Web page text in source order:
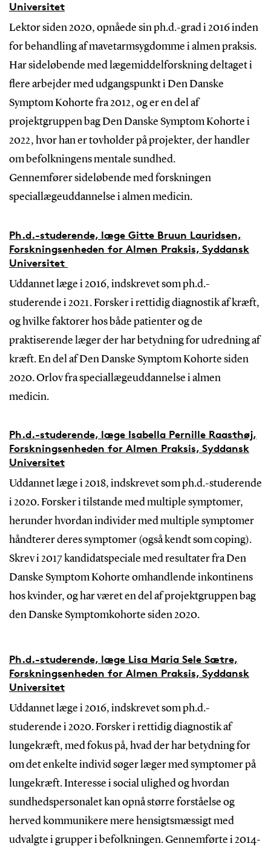
Universitet
Lektor siden 2020, opnåede sin ph.d.-grad i 2016 inden
for behandling af mavetarmsygdomme i almen praksis.
Har sideløbende med lægemiddelforskning deltaget i
flere arbejder med udgangspunkt i Den Danske
Symptom Kohorte fra 2012, og er en del af
projektgruppen bag Den Danske Symptom Kohorte i
2022, hvor han er tovholder på projekter, der handler
om befolkningens mentale sundhed.
Gennemfører sideløbende med forskningen
speciallægeuddannelse i almen medicin.
Ph.d.-studerende, læge Gitte Bruun Lauridsen,
Forskningsenheden for Almen Praksis, Syddansk
Universitet
Uddannet læge i 2016, indskrevet som ph.d.-
studerende i 2021. Forsker i rettidig diagnostik af kræft,
og hvilke faktorer hos både patienter og de
praktiserende læger der har betydning for udredning af
kræft. En del af Den Danske Symptom Kohorte siden
2020. Orlov fra speciallægeuddannelse i almen
medicin.
Ph.d.-studerende, læge Isabella Pernille Raasthøj,
Forskningsenheden for Almen Praksis, Syddansk
Universitet
Uddannet læge i 2018, indskrevet som ph.d.-studerende
i 2020. Forsker i tilstande med multiple symptomer,
herunder hvordan individer med multiple symptomer
håndterer deres symptomer (også kendt som coping).
Skrev i 2017 kandidatspeciale med resultater fra Den
Danske Symptom Kohorte omhandlende inkontinens
hos kvinder, og har været en del af projektgruppen bag
den Danske Symptomkohorte siden 2020.
Ph.d.-studerende, læge Lisa Maria Sele Sætre,
Forskningsenheden for Almen Praksis, Syddansk
Universitet
Uddannet læge i 2016, indskrevet som ph.d.-
studerende i 2020. Forsker i rettidig diagnostik af
lungekræft, med fokus på, hvad der har betydning for
om det enkelte individ søger læger med symptomer på
lungekræft. Interesse i social ulighed og hvordan
sundhedspersonalet kan opnå større forståelse og
herved kommunikere mere hensigtsmæssigt med
udvalgte i grupper i befolkningen. Gennemførte i 2014-